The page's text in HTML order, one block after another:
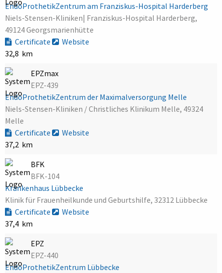
EndoProthetikZentrum am Franziskus-Hospital Harderberg
Niels-Stensen-Kliniken| Franziskus-Hospital Harderberg,
49124 Georgsmarienhütte
Certificate
Website
32,8 km
EPZmax
EPZ-439
EndoProthetikZentrum der Maximalversorgung Melle
Niels-Stensen-Kliniken / Christliches Klinikum Melle, 49324
Melle
Certificate
Website
37,2 km
BFK
BFK-104
Krankenhaus Lübbecke
Klinik für Frauenheilkunde und Geburtshilfe, 32312 Lübbecke
Certificate
Website
37,4 km
EPZ
EPZ-440
EndoProthetikZentrum Lübbecke